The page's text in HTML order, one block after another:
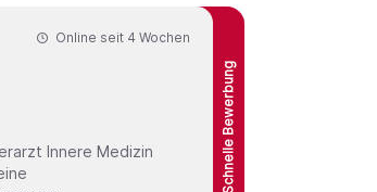
Schnelle Bewerbung
Online seit 4 Wochen